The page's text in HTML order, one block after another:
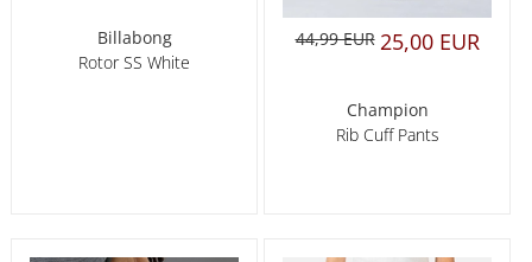
Billabong
Rotor SS White
44,99 EUR 25,00 EUR
Champion
Rib Cuff Pants